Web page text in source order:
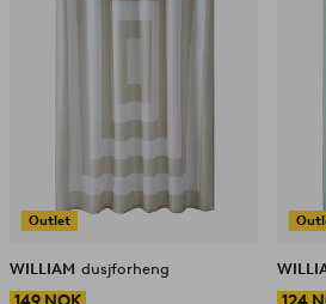
Outlet
WILLIAM dusjforheng